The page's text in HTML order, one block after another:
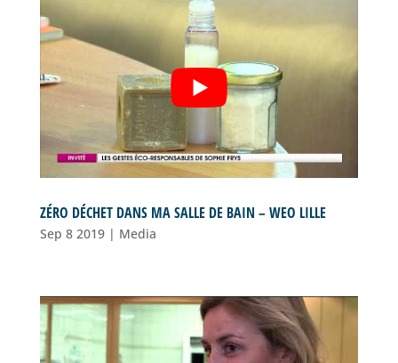
ZÉRO DÉCHET DANS MA SALLE DE BAIN – WEO LILLE
Sep 8 2019| Media